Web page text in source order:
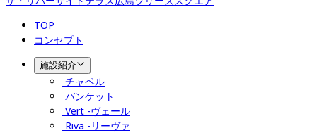
TOP
コンセプト
施設紹介
チャペル
バンケット
Vert -ヴェール
Riva -リーヴァ